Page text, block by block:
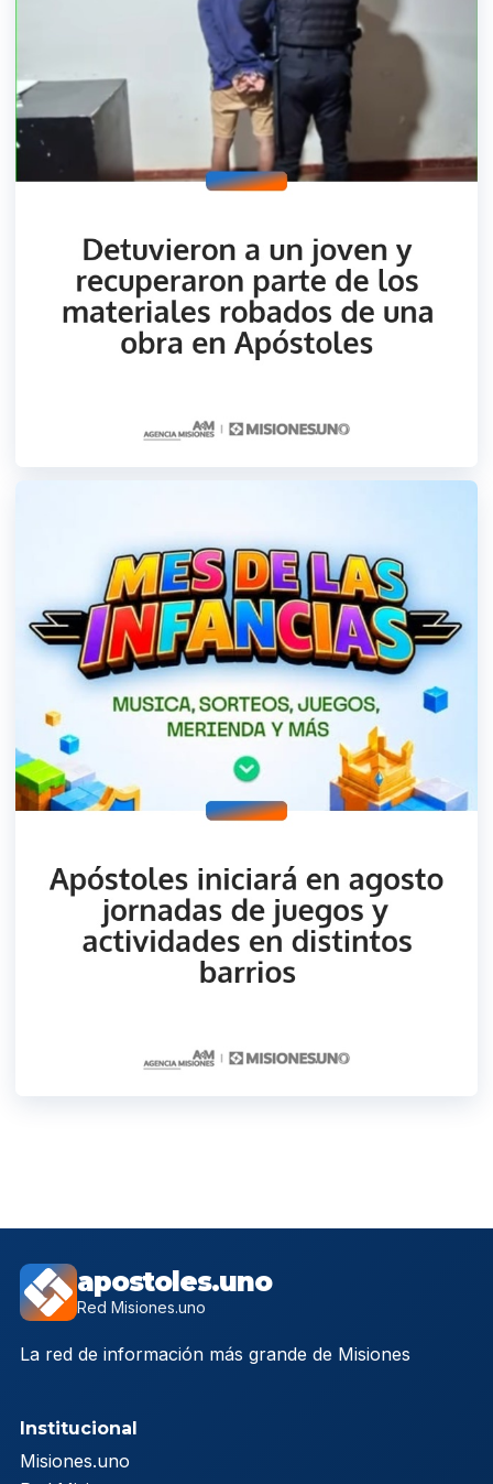
apostoles.uno
Red Misiones.uno
La red de información más grande de Misiones
Institucional
Misiones.uno